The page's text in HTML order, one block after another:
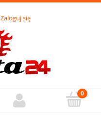
Zaloguj się